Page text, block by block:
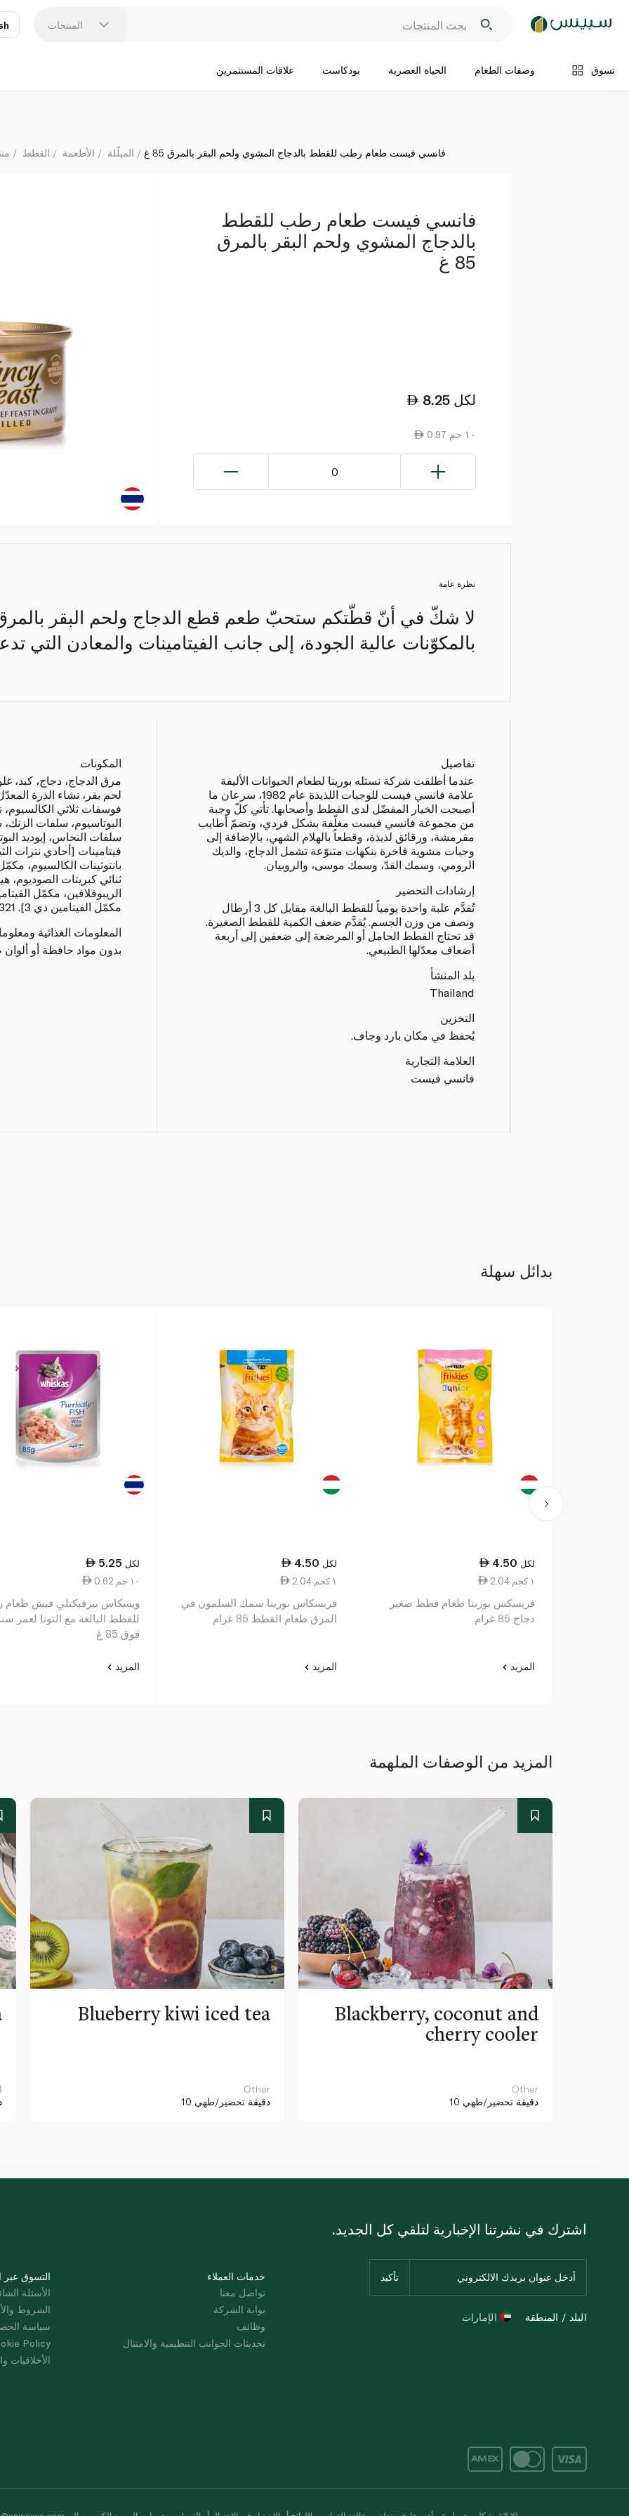
المنتجات
تسوق وصفات الطعام الحياة العصرية بودكاست علاقات المستثمرين
فانسي فيست
اضف الى السلة
القطط الأطعمة المبلّلة فانسي فيست طعام رطب للقطط بالدجاج المشوي ولحم البقر بالمرق 85 غ
فانسي فيست طعام رطب للقطط
بالدجاج المشوي ولحم البقر بالمرق
85 غ
8.25 لكل
0.97 ١٠ جم
0
نظرة عامة
لا شكّ في أنّ قطّتكم ستحبّ طعم قطع الدجاج ولحم البقر
بالمكوّنات عالية الجودة، إلى جانب الفيتامينات والمعادن التي
تفاصيل
عندما أطلقت شركة نستله بورينا لطعام الحيوانات الأليفة
علامة فانسي فيست للوجبات اللذيذة عام 1982، سرعان ما
أصبحت الخيار المفضّل لدى القطط وأصحابها. تأتي كلّ وجبة
من مجموعة فانسي فيست مغلّفة بشكل فردي، وتضمّ أطايب
مقرمشة، ورقائق لذيذة، وقطعاً بالهلام الشهي، بالإضافة إلى
وجبات مشوية فاخرة بنكهات متنوّعة تشمل الدجاج، والديك
الرومي، وسمك القدّ، وسمك موسى، والروبيان.
إرشادات التحضير
تُقدَّم علبة واحدة يومياً للقطط البالغة مقابل كل 3 أرطال
ونصف من وزن الجسم. يُقدَّم ضعف الكمية للقطط الصغيرة.
قد تحتاج القطط الحامل أو المرضعة إلى ضعفين إلى أربعة
أضعاف معدّلها الطبيعي.
بلد المنشأ
Thailand
التخزين
يُحفظ في مكان بارد وجاف.
العلامة التجارية
فانسي فيست
المكونات
مرق الدجاج، دجاج، كبد،
لحم بقر، نشاء الذرة
فوسفات ثلاثي الكالسيوم،
البوتاسيوم، سلفات
سلفات النحاس، إيوديد
فيتامينات [أحادي نترات
بانتوثينات الكالسيوم،
ثنائي كبريتات الصوديوم،
مكمّل الفيتامين دي 3]. E692321.
المعلومات الغذائية
بدون مواد حافظة أو ألوان
بدائل سهلة
4.50 لكل
2.04 ١ كجم
فريسكس بورينا طعام قطط صغير
دجاج 85 غرام
المزيد
4.50 لكل
2.04 ١ كجم
فريسكاس بورينا سمك السلمون في
المرق طعام القطط 85 غرام
المزيد
5.25 لكل
0.62 ١٠ جم
ويسكاس بيرفيكتلي فيش
للقطط البالغة مع التونا لعمر
فوق 85 غ
المزيد
المزيد من الوصفات الملهمة
Blueberry kiwi iced tea
Other
10 دقيقة تحضير/طهي
Blackberry, coconut and
cherry cooler
Other
10 دقيقة تحضير/طهي
التسوق عبر
الأسئلة
الشروط
سياسة
Policy
الأخلاقيات
خدمات العملاء
تواصل معنا
بوابة الشركة
وظائف
تحديثات الجوانب التنظيمية والامتثال
اشترك في نشرتنا الإخبارية لتلقي كل الجديد.
البلد / المنطقة الإمارات